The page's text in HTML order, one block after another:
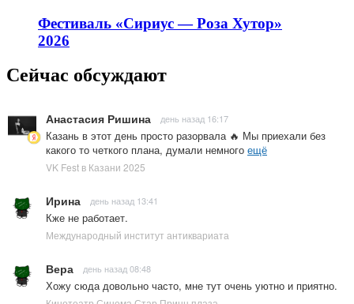
Фестиваль «Сириус — Роза Хутор»
2026
Сейчас обсуждают
Анастасия Ришина день назад 16:17
Казань в этот день просто разорвала 🔥 Мы приехали без
какого то четкого плана, думали немного ещё
VK Fest в Казани 2025
Ирина день назад 13:41
Кже не работает.
Международный институт антиквариата
Вера день назад 08:48
Хожу сюда довольно часто, мне тут очень уютно и приятно.